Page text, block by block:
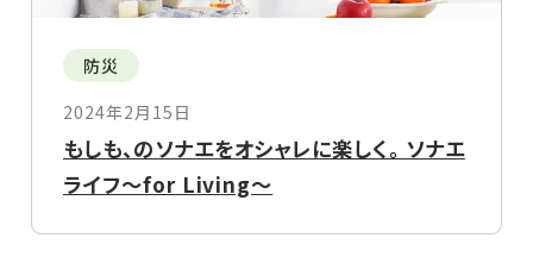
防災
2024年2月15日
もしも、のソナエをオシャレに楽しく。 ソナエ
ライフ～for Living～